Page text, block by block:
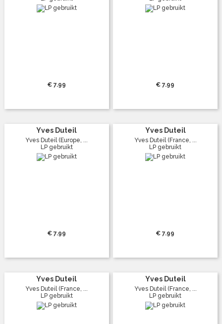
€ 7.99 € 7.99
Yves Duteil
Yves Duteil (Europe, ...
LP gebruikt
€ 7.99
Yves Duteil
Yves Duteil (France, ...
LP gebruikt
€ 7.99
Yves Duteil
Yves Duteil (France, ...
LP gebruikt
Yves Duteil
Yves Duteil (France, ...
LP gebruikt